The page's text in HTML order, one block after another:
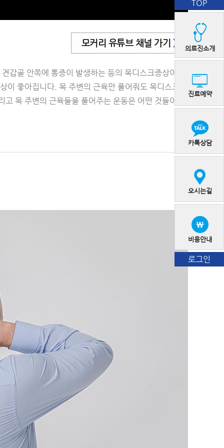
TOP
의료진소개
진료예약
카톡상담
오시는길
비용안내
로그인
모커리 유튜브 채널 가기 >
갑골 안쪽에 통증이 발생하는 등의 목디스크증상이 있
좋아집니다. 목 주변의 근육만 풀어줘도 목디스크
목 주변의 근육들을 풀어주는 운동은 어떤 것들이 있